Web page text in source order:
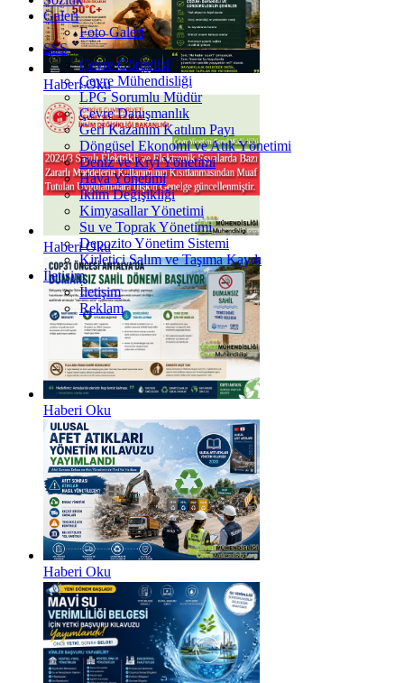
Haberi Oku
Haberi Oku
Haberi Oku
Haberi Oku
Galeri
Foto Galeri
SSS
Çevre Görevlisi
Çevre Mühendisliği
LPG Sorumlu Müdür
Çevre Danışmanlık
Geri Kazanım Katılım Payı
Döngüsel Ekonomi ve Atık Yönetimi
Deniz ve Kıyı Yönetimi
Hava Yönetimi
İklim Değişikliği
Kimyasallar Yönetimi
Su ve Toprak Yönetimi
Depozito Yönetim Sistemi
Kirletici Salım ve Taşıma Kaydı
İletişim
İletişim
Reklam